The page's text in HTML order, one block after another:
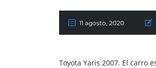
11 agosto, 2020
Toyota Yaris 2007. El carro